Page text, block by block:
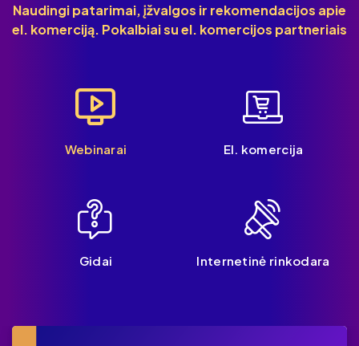
Naudingi patarimai, įžvalgos ir rekomendacijos apie
el. komerciją. Pokalbiai su el. komercijos partneriais
Webinarai El. komercija
Gidai Internetinė rinkodara